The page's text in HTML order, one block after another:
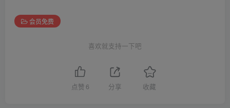
会员免费
喜欢就支持一下吧
点赞 6 分享 收藏